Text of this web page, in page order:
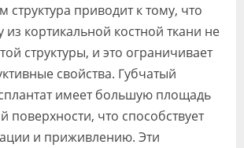
структура приводит к тому, что
из кортикальной костной ткани не
структуры, и это ограничивает
свойства. Губчатый
имеет большую площадь
поверхности, что способствует
и приживлению. Эти